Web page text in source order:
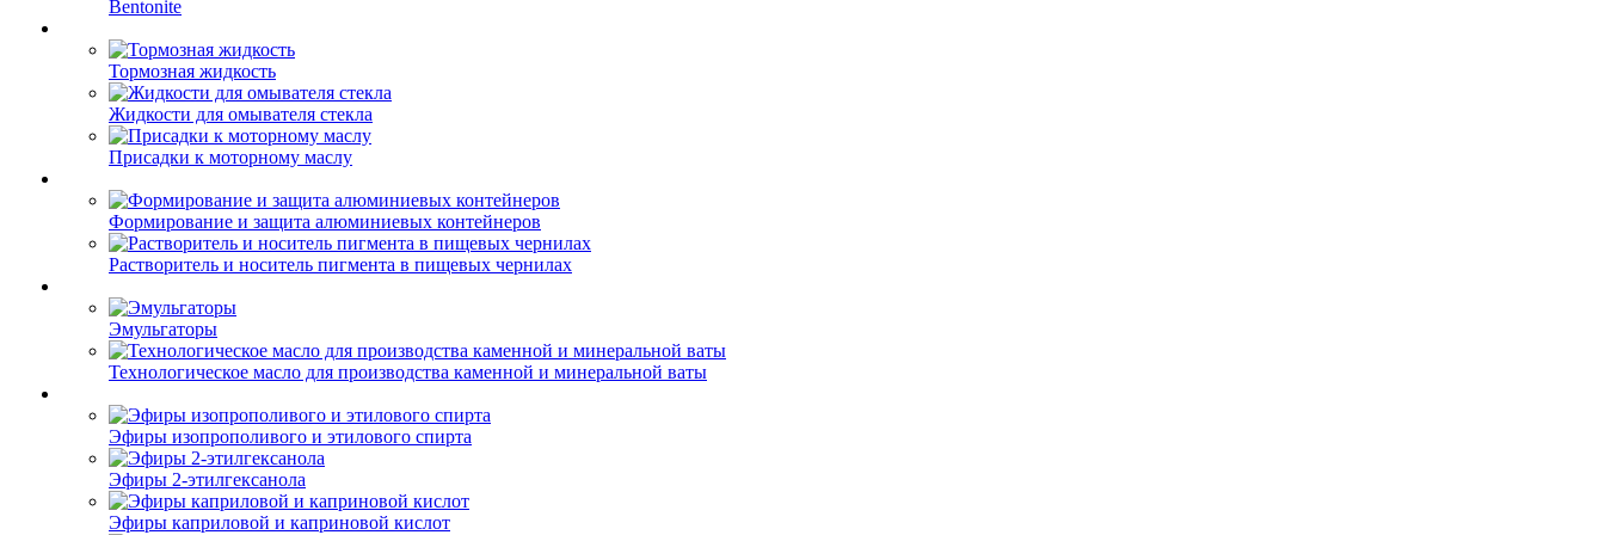
Bentonite
Тормозная жидкость
Жидкости для омывателя стекла
Присадки к моторному маслу
Формирование и защита алюминиевых контейнеров
Растворитель и носитель пигмента в пищевых чернилах
Эмульгаторы
Технологическое масло для производства каменной и минеральной ваты
Эфиры изопрополивого и этилового спирта
Эфиры 2-этилгексанола
Эфиры каприловой и каприновой кислот